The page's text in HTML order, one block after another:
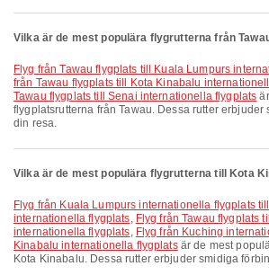
Vilka är de mest populära flygrutterna från
Flyg från Tawau flygplats till Kuala Lumpurs
från Tawau flygplats till Kota Kinabalu
Tawau flygplats till Senai internationella flygplats
flygplatsrutterna från Tawau. Dessa rutter
din resa.
Vilka är de mest populära flygrutterna till Kota
Flyg från Kuala Lumpurs internationella flygplats till Kota Kinabalu
internationella flygplats, Flyg från Tawau flygplats
internationella flygplats, Flyg från Kuching
Kinabalu internationella flygplatsär de mest
Kota Kinabalu. Dessa rutter erbjuder smidiga